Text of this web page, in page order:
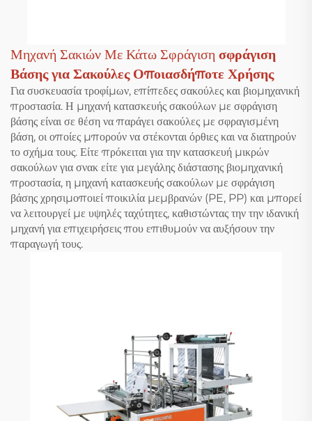
Μηχανή Σακιών Με Κάτω Σφράγιση σφράγιση
Βάσης για Σακούλες Οποιασδήποτε Χρήσης
Για συσκευασία τροφίμων, επίπεδες σακούλες και βιομηχανική
προστασία. Η μηχανή κατασκευής σακούλων με σφράγιση
βάσης είναι σε θέση να παράγει σακούλες με σφραγισμένη
βάση, οι οποίες μπορούν να στέκονται όρθιες και να διατηρούν
το σχήμα τους. Είτε πρόκειται για την κατασκευή μικρών
σακούλων για σνακ είτε για μεγάλης διάστασης βιομηχανική
προστασία, η μηχανή κατασκευής σακούλων με σφράγιση
βάσης χρησιμοποιεί ποικιλία μεμβρανών (PE, PP) και μπορεί
να λειτουργεί με υψηλές ταχύτητες, καθιστώντας την την ιδανική
μηχανή για επιχειρήσεις που επιθυμούν να αυξήσουν την
παραγωγή τους.